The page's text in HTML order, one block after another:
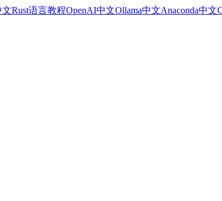
文Rust语言教程OpenAI中文Ollama中文Anaconda中文